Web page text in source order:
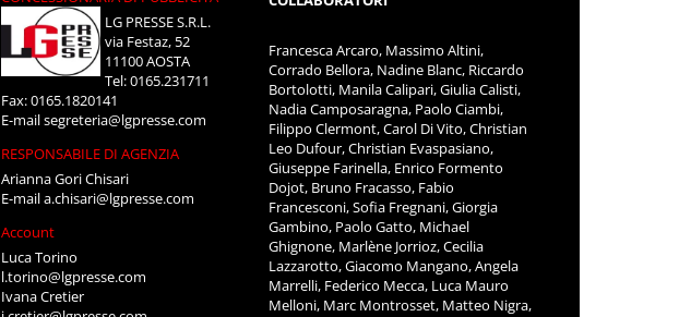
LG PRESSE S.R.L.
via Festaz, 52
11100 AOSTA
Tel: 0165.231711
Fax: 0165.1820141
E-mailsegreteria@lgpresse.com
RESPONSABILE DI AGENZIA
Arianna Gori Chisari
E-maila.chisari@lgpresse.com
Account
Luca Torino
l.torino@lgpresse.com
Ivana Cretier
Francesca Arcaro, Massimo Altini,
Corrado Bellora, Nadine Blanc, Riccardo
Bortolotti, Manila Calipari, Giulia Calisti,
Nadia Camposaragna, Paolo Ciambi,
Filippo Clermont, Carol Di Vito, Christian
Leo Dufour, Christian Evaspasiano,
Giuseppe Farinella, Enrico Formento
Dojot, Bruno Fracasso, Fabio
Francesconi, Sofia Fregnani, Giorgia
Gambino, Paolo Gatto, Michael
Ghignone, Marlène Jorrioz, Cecilia
Lazzarotto, Giacomo Mangano, Angela
Marrelli, Federico Mecca, Luca Mauro
Melloni, Marc Montrosset, Matteo Nigra,